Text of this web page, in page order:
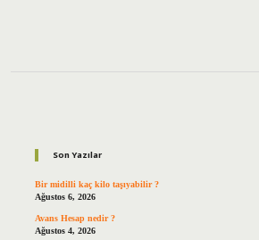
Son Yazılar
Bir midilli kaç kilo taşıyabilir ?
Ağustos 6, 2026
Avans Hesap nedir ?
Ağustos 4, 2026